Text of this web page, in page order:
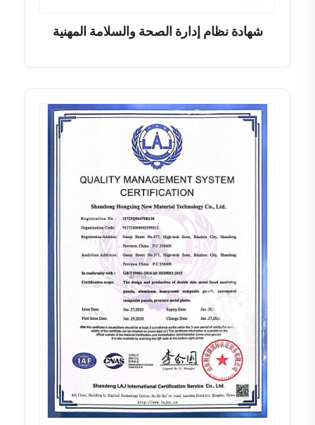
شهادة نظام إدارة الصحة والسلامة المهنية